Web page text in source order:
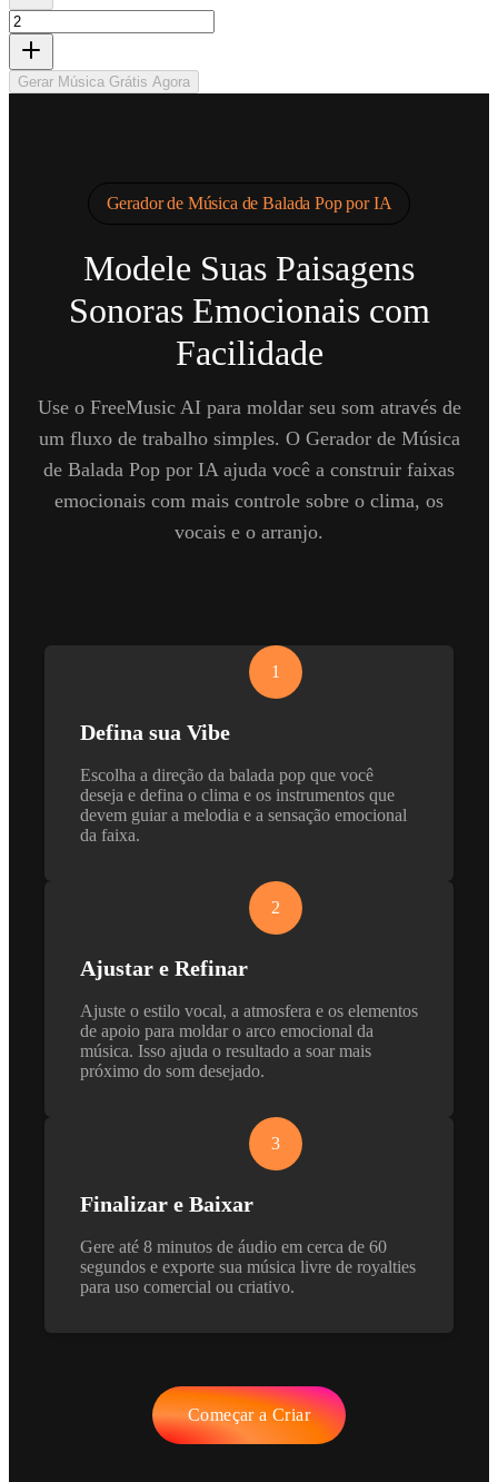
Gerar Música Grátis Agora
Gerador de Música de Balada Pop por IA
Modele Suas Paisagens
Sonoras Emocionais com
Facilidade
Use o FreeMusic AI para moldar seu som através de
um fluxo de trabalho simples. O Gerador de Música
de Balada Pop por IA ajuda você a construir faixas
emocionais com mais controle sobre o clima, os
vocais e o arranjo.
1
Defina sua Vibe
Escolha a direção da balada pop que você
deseja e defina o clima e os instrumentos que
devem guiar a melodia e a sensação emocional
da faixa.
2
Ajustar e Refinar
Ajuste o estilo vocal, a atmosfera e os elementos
de apoio para moldar o arco emocional da
música. Isso ajuda o resultado a soar mais
próximo do som desejado.
3
Finalizar e Baixar
Gere até 8 minutos de áudio em cerca de 60
segundos e exporte sua música livre de royalties
para uso comercial ou criativo.
Começar a Criar